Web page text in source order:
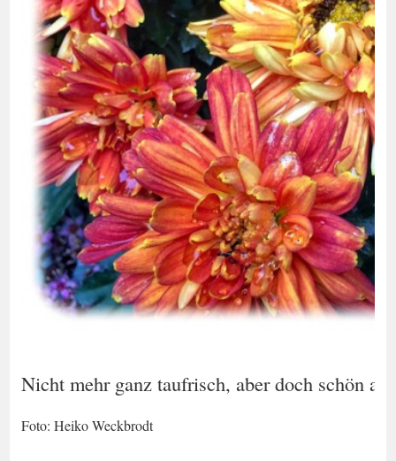
Nicht mehr ganz taufrisch, aber doch schön
Foto: Heiko Weckbrodt